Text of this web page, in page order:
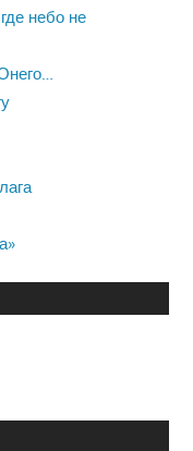
небо не